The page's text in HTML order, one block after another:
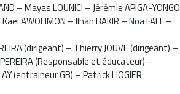
– Mayas LOUNICI – Jérémie APIGA-YONGO
AWOLIMON – Ilhan BAKIR – Noa FALL –
(dirigeant) – Thierry JOUVE (dirigeant) –
(Responsable et éducateur) –
(entraineur GB) – Patrick LIOGIER